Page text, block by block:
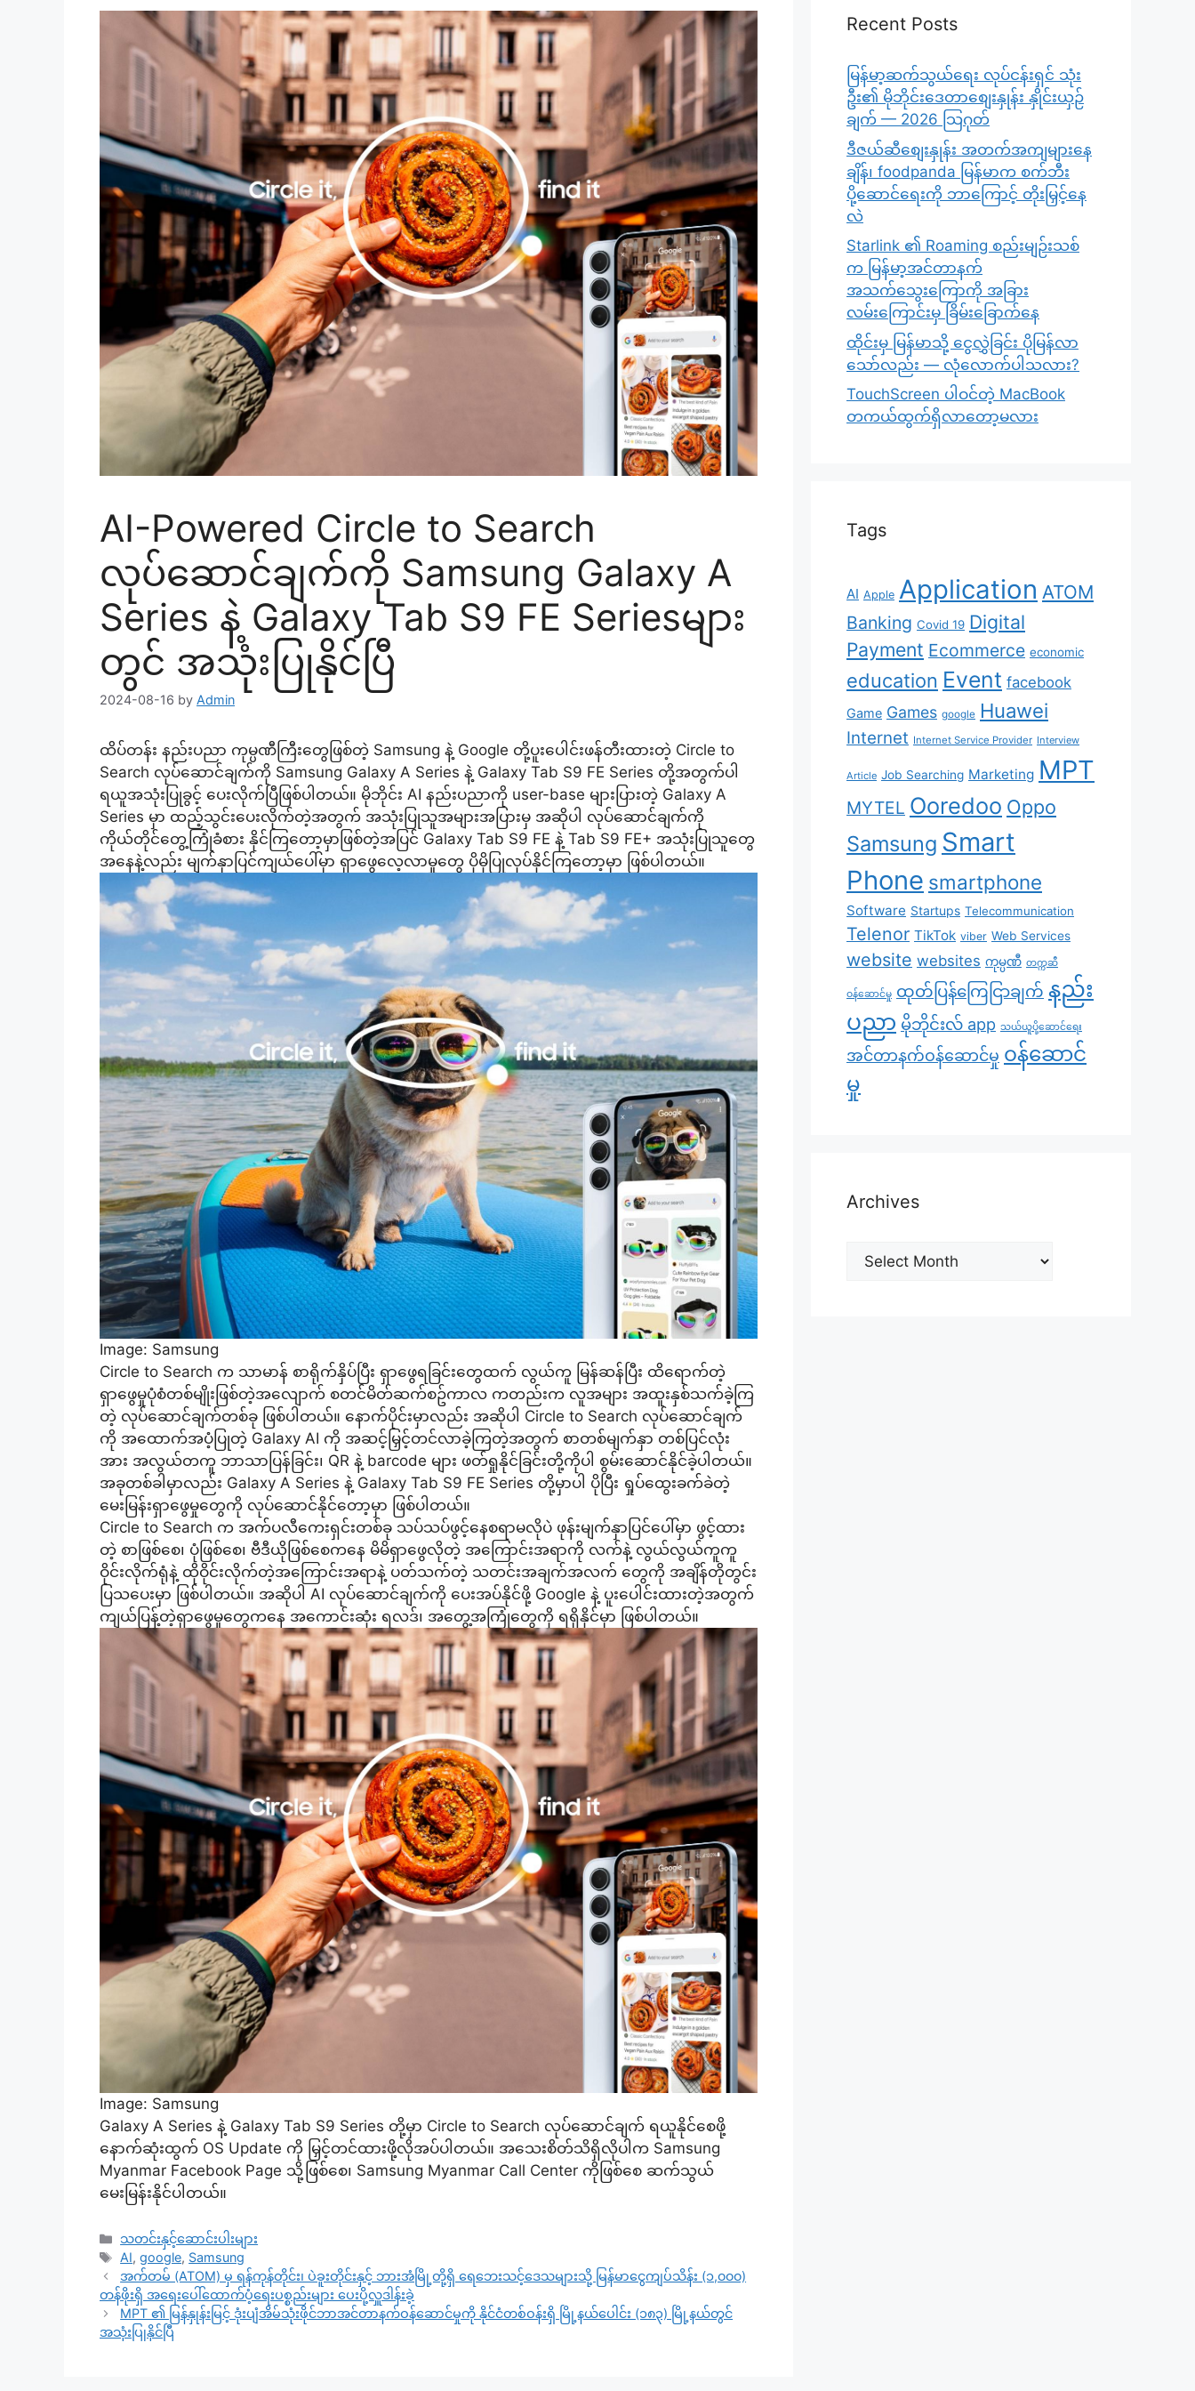
AI-Powered Circle to Search
လုပ်ဆောင်ချက်ကို Samsung Galaxy A
Series နဲ့ Galaxy Tab S9 FE Seriesများ
တွင် အသုံးပြုနိုင်ပြီ
2024-08-16 by Admin
ထိပ်တန်း နည်းပညာ ကုမ္ပဏီကြီးတွေဖြစ်တဲ့ Samsung နဲ့ Google တို့ပူးပေါင်းဖန်တီးထားတဲ့ Circle to
Search လုပ်ဆောင်ချက်ကို Samsung Galaxy A Series နဲ့ Galaxy Tab S9 FE Series တို့အတွက်ပါ
ရယူအသုံးပြုခွင့် ပေးလိုက်ပြီဖြစ်ပါတယ်။ မိုဘိုင်း AI နည်းပညာကို user-base များပြားတဲ့ Galaxy A
Series မှာ ထည့်သွင်းပေးလိုက်တဲ့အတွက် အသုံးပြုသူအများအပြားမှ အဆိုပါ လုပ်ဆောင်ချက်ကို
ကိုယ်တိုင်တွေ့ကြုံခံစား နိုင်ကြတော့မှာဖြစ်တဲ့အပြင် Galaxy Tab S9 FE နဲ့ Tab S9 FE+ အသုံးပြုသူတွေ
အနေနဲ့လည်း မျက်နှာပြင်ကျယ်ပေါ်မှာ ရှာဖွေလေ့လာမှုတွေ ပိုမိုပြုလုပ်နိုင်ကြတော့မှာ ဖြစ်ပါတယ်။
Image: Samsung
Circle to Search က သာမာန် စာရိုက်နှိပ်ပြီး ရှာဖွေရခြင်းတွေထက် လွယ်ကူ မြန်ဆန်ပြီး ထိရောက်တဲ့
ရှာဖွေမှုပုံစံတစ်မျိုးဖြစ်တဲ့အလျောက် စတင်မိတ်ဆက်စဥ်ကာလ ကတည်းက လူအများ အထူးနှစ်သက်ခဲ့ကြ
တဲ့ လုပ်ဆောင်ချက်တစ်ခု ဖြစ်ပါတယ်။ နောက်ပိုင်းမှာလည်း အဆိုပါ Circle to Search လုပ်ဆောင်ချက်
ကို အထောက်အပံ့ပြုတဲ့ Galaxy AI ကို အဆင့်မြှင့်တင်လာခဲ့ကြတဲ့အတွက် စာတစ်မျက်နှာ တစ်ပြင်လုံး
အား အလွယ်တကူ ဘာသာပြန်ခြင်း၊ QR နဲ့ barcode များ ဖတ်ရှုနိုင်ခြင်းတို့ကိုပါ စွမ်းဆောင်နိုင်ခဲ့ပါတယ်။
အခုတစ်ခါမှာလည်း Galaxy A Series နဲ့ Galaxy Tab S9 FE Series တို့မှာပါ ပိုပြီး ရှုပ်ထွေးခက်ခဲတဲ့
မေးမြန်းရှာဖွေမှုတွေကို လုပ်ဆောင်နိုင်တော့မှာ ဖြစ်ပါတယ်။
Circle to Search က အက်ပလီကေးရှင်းတစ်ခု သပ်သပ်ဖွင့်နေစရာမလိုပဲ ဖုန်းမျက်နှာပြင်ပေါ်မှာ ဖွင့်ထား
တဲ့ စာဖြစ်စေ၊ ပုံဖြစ်စေ၊ ဗီဒီယိုဖြစ်စေကနေ မိမိရှာဖွေလိုတဲ့ အကြောင်းအရာကို လက်နဲ့ လွယ်လွယ်ကူကူ
ဝိုင်းလိုက်ရုံနဲ့ ထိုဝိုင်းလိုက်တဲ့အကြောင်းအရာနဲ့ ပတ်သက်တဲ့ သတင်းအချက်အလက် တွေကို အချိန်တိုတွင်း
ပြသပေးမှာ ဖြစ်ပါတယ်။ အဆိုပါ AI လုပ်ဆောင်ချက်ကို ပေးအပ်နိုင်ဖို့ Google နဲ့ ပူးပေါင်းထားတဲ့အတွက်
ကျယ်ပြန့်တဲ့ရှာဖွေမှုတွေကနေ အကောင်းဆုံး ရလဒ်၊ အတွေ့အကြုံတွေကို ရရှိနိုင်မှာ ဖြစ်ပါတယ်။
Image: Samsung
Galaxy A Series နဲ့ Galaxy Tab S9 Series တို့မှာ Circle to Search လုပ်ဆောင်ချက် ရယူနိုင်စေဖို့
နောက်ဆုံးထွက် OS Update ကို မြှင့်တင်ထားဖို့လိုအပ်ပါတယ်။ အသေးစိတ်သိရှိလိုပါက Samsung
Myanmar Facebook Page သို့ဖြစ်စေ၊ Samsung Myanmar Call Center ကိုဖြစ်စေ ဆက်သွယ်
မေးမြန်းနိုင်ပါတယ်။
Categories
သတင်းနှင့်ဆောင်းပါးများ
Tags
AI,google, Samsung
အက်တမ် (ATOM) မှ ရန်ကုန်တိုင်း၊ ပဲခူးတိုင်းနှင့် ဘားအံမြို့တို့ရှိ ရေဘေးသင့်ဒေသများသို့ မြန်မာငွေကျပ်သိန်း (၁,၀၀၀)
တန်ဖိုးရှိ အရေးပေါ်ထောက်ပံ့ရေးပစ္စည်းများ ပေးပို့လှူဒါန်းခဲ့
MPT ၏ မြန်နှုန်းမြင့် ဒုံးပျံအိမ်သုံးဖိုင်ဘာအင်တာနက်ဝန်ဆောင်မှုကို နိုင်ငံတစ်ဝန်းရှိ မြို့နယ်ပေါင်း (၁၈၃) မြို့နယ်တွင်
အသုံးပြုနိုင်ပြီ
Recent Posts
မြန်မာ့ဆက်သွယ်ရေး လုပ်ငန်းရှင် သုံး
ဦး၏ မိုဘိုင်းဒေတာစျေးနှုန်း နှိုင်းယှဉ်
ချက် — 2026 သြဂုတ်
ဒီဇယ်ဆီစျေးနှုန်း အတက်အကျများနေ
ချိန်၊ foodpanda မြန်မာက စက်ဘီး
ပို့ဆောင်ရေးကို ဘာကြောင့် တိုးမြှင့်နေ
လဲ
Starlink ၏ Roaming စည်းမျဉ်းသစ်
က မြန်မာ့အင်တာနက်
အသက်သွေးကြောကို အခြား
လမ်းကြောင်းမှ ခြိမ်းခြောက်နေ
ထိုင်းမှ မြန်မာသို့ ငွေလွှဲခြင်း ပိုမြန်လာ
သော်လည်း — လုံလောက်ပါသလား?
TouchScreen ပါဝင်တဲ့ MacBook
တကယ်ထွက်ရှိလာတော့မလား
Tags
AI Apple Application ATOM
Banking Covid 19 Digital
Payment Ecommerce economic
education Event facebook
Game Games google Huawei
Internet Internet Service Provider Interview
Article Job Searching Marketing MPT
MYTEL Ooredoo Oppo
Samsung Smart
Phone smartphone
Software Startups Telecommunication
Telenor TikTok viber Web Services
website websites ကုမ္ပဏီ တက္ကဆီ
ဝန်ဆောင်မှု ထုတ်ပြန်ကြေငြာချက် နည်း
ပညာ မိုဘိုင်းလ် app သယ်ယူပို့ဆောင်ရေး
အင်တာနက်ဝန်ဆောင်မှု ၀န်ဆောင်
မှု
Archives
Archives